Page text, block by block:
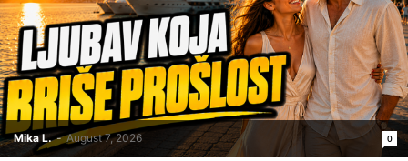
Mika L. - August 7, 2026 0